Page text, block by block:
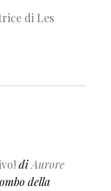
di Les
diAurore
della